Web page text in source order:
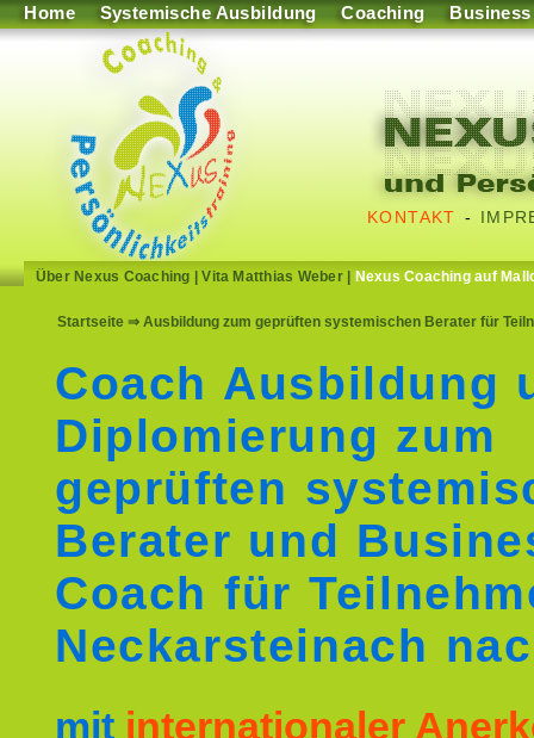
Home Systemische Ausbildung Coaching Business
KONTAKT -
Über Nexus Coaching |Vita Matthias Weber| Nexus Coaching auf
Startseite ⇒ Ausbildung zum geprüften systemischen Berater für
Coach Ausbildung
Diplomierung zum
geprüften
Berater und
Coach für
Neckarsteinach
mit internationaler